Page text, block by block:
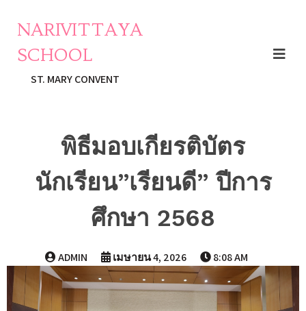
NARIVITTAYA
SCHOOL
ST. MARY CONVENT
พิธีมอบเกียรติบัตร
นักเรียน”เรียนดี” ปีการ
ศึกษา 2568
ADMIN เมษายน 4, 2026 8:08 AM